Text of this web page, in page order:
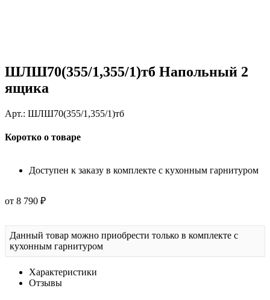
ШЛШ70(355/1,355/1)тб Напольный 2
ящика
Арт.: ШЛШ70(355/1,355/1)тб
Коротко о товаре
Доступен к заказу в комплекте с кухонным гарнитуром
от 8 790 ₽
Данный товар можно приобрести только в комплекте с
кухонным гарнитуром
Характеристики
Отзывы